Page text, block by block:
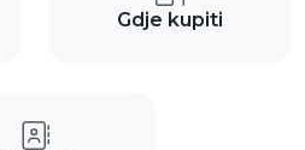
Gdje kupiti